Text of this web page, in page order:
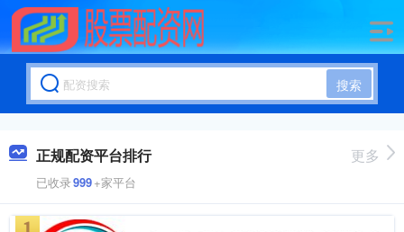
搜索
正规配资平台排行
已收录999+家平台
更多